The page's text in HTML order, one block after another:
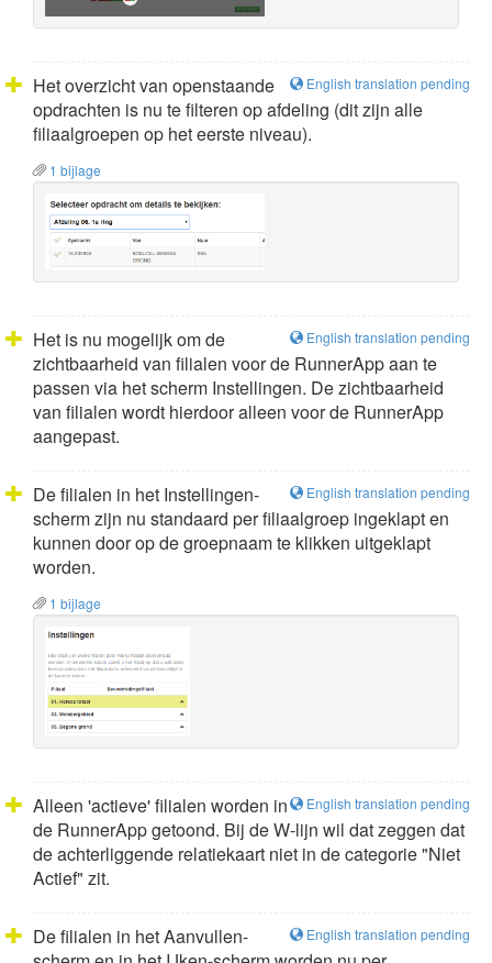
English translation pending
Het overzicht van openstaande
opdrachten is nu te filteren op afdeling (dit zijn alle
filiaalgroepen op het eerste niveau).
1 bijlage
English translation pending
Het is nu mogelijk om de
zichtbaarheid van filialen voor de RunnerApp aan te
passen via het scherm Instellingen. De zichtbaarheid
van filialen wordt hierdoor alleen voor de RunnerApp
aangepast.
English translation pending
De filialen in het Instellingen-
scherm zijn nu standaard per filiaalgroep ingeklapt en
kunnen door op de groepnaam te klikken uitgeklapt
worden.
1 bijlage
English translation pending
Alleen 'actieve' filialen worden in
de RunnerApp getoond. Bij de W-lijn wil dat zeggen dat
de achterliggende relatiekaart niet in de categorie "Niet
Actief" zit.
English translation pending
De filialen in het Aanvullen-